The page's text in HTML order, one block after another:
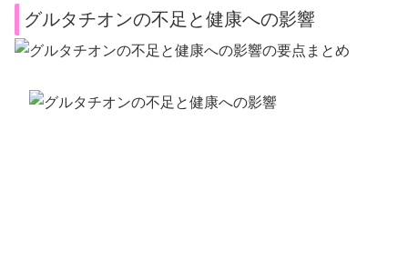
グルタチオンの不足と健康への影響